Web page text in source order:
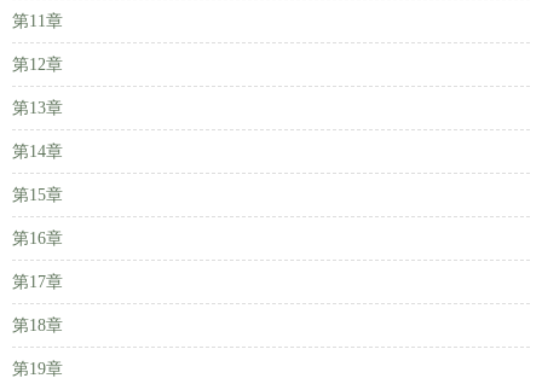
第11章
第12章
第13章
第14章
第15章
第16章
第17章
第18章
第19章